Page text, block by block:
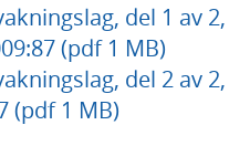
del 1 av 2,
(pdf 1 MB)
del 2 av 2,
(pdf 1 MB)